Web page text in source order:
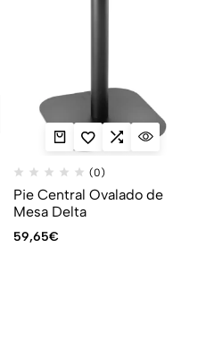
(0)
Pie Central Ovalado de
Mesa Delta
59,65€